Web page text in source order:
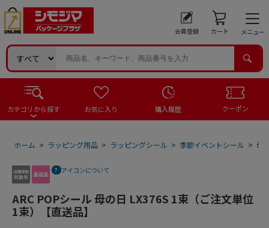
会員登録 カート メニュー
カテゴリから探す お気に入り 購入履歴 クーポン
ホーム > ラッピング用品 > ラッピングシール > 季節イベントシール > 母
アイコンについて
ARC POPシール 母の日 LX376S 1束（ご注文単位
1束）【直送品】